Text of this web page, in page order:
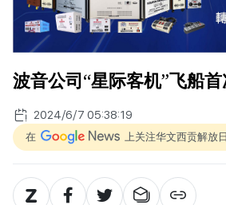
波音公司“星际客机”飞船
2024/6/7 05:38:19
在 上关注华文西贡解放